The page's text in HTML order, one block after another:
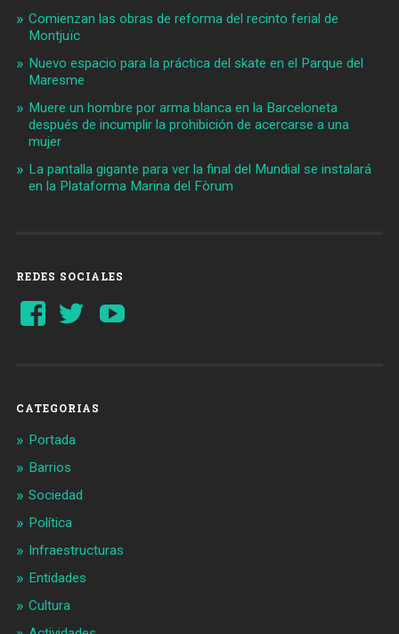
Comienzan las obras de reforma del recinto ferial de
Montjuïc
Nuevo espacio para la práctica del skate en el Parque del
Maresme
Muere un hombre por arma blanca en la Barceloneta
después de incumplir la prohibición de acercarse a una
mujer
La pantalla gigante para ver la final del Mundial se instalará
en la Plataforma Marina del Fòrum
REDES SOCIALES
Ver
perfil
Ver
perfil
CATEGORIAS
Portada
Barrios
Sociedad
Política
Infraestructuras
Entidades
Cultura